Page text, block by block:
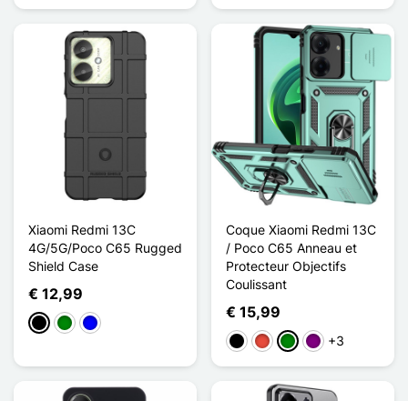
Xiaomi Redmi 13C
4G/5G/Poco C65 Rugged
Shield Case
€ 12,99
ZwartGroenBlauw
Coque Xiaomi Redmi 13C
/ Poco C65 Anneau et
Protecteur Objectifs
Coulissant
€ 15,99
ZwartRoodGroenPurper
+3